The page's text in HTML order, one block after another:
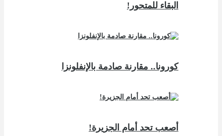
البقاء للمتحور!
كورونا.. مقارنة صادمة بالإنفلونزا
أصعب تحد أمام الجزيرة!